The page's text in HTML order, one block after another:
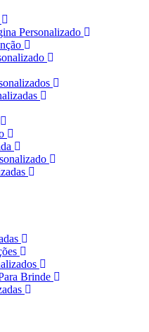
Personalizado
Brinde